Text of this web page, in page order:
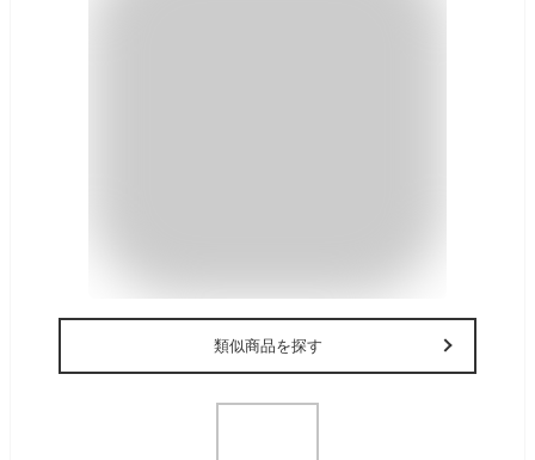
類似商品を探す